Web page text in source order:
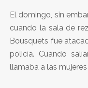
El domingo, sin
cuando la sala de
Bousquets fue
policía. Cuando
llamaba a las mujeres